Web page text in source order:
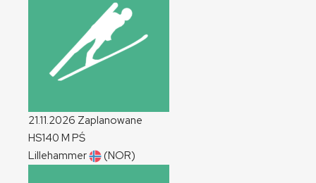
21.11.2026 Zaplanowane
HS140 M PŚ
Lillehammer
(NOR)